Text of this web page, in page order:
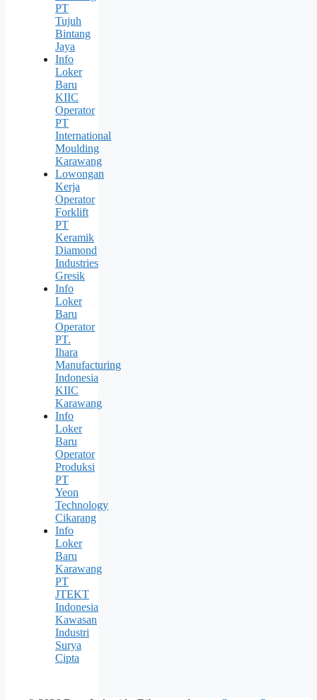
PT
Tujuh
Bintang
Jaya
Info
Loker
Baru
KIIC
Operator
PT
International
Moulding
Karawang
Lowongan
Kerja
Operator
Forklift
PT
Keramik
Diamond
Industries
Gresik
Info
Loker
Baru
Operator
PT.
Ihara
Manufacturing
Indonesia
KIIC
Karawang
Info
Loker
Baru
Operator
Produksi
PT
Yeon
Technology
Cikarang
Info
Loker
Baru
Karawang
PT
JTEKT
Indonesia
Kawasan
Industri
Surya
Cipta